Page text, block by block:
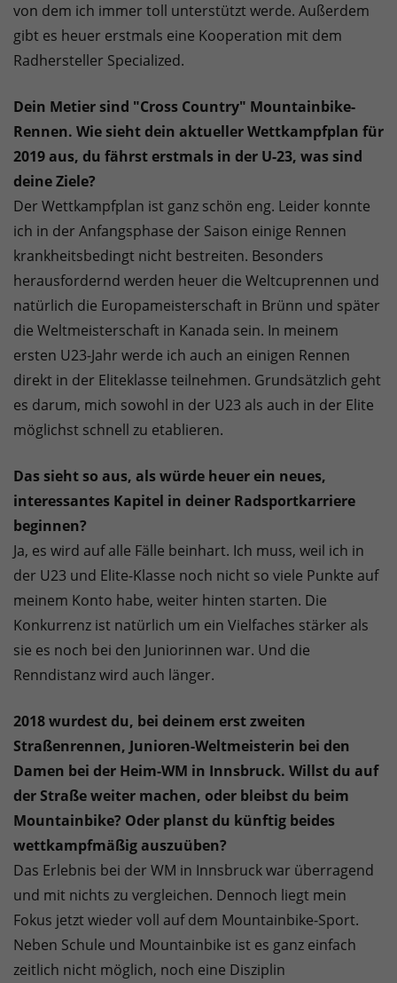
von dem ich immer toll unterstützt werde. Außerdem
gibt es heuer erstmals eine Kooperation mit dem
Radhersteller Specialized.
Dein Metier sind "Cross Country" Mountainbike-
Rennen. Wie sieht dein aktueller Wettkampfplan für
2019 aus, du fährst erstmals in der U-23, was sind
deine Ziele?
Der Wettkampfplan ist ganz schön eng. Leider konnte
ich in der Anfangsphase der Saison einige Rennen
krankheitsbedingt nicht bestreiten. Besonders
herausfordernd werden heuer die Weltcuprennen und
natürlich die Europameisterschaft in Brünn und später
die Weltmeisterschaft in Kanada sein. In meinem
ersten U23-Jahr werde ich auch an einigen Rennen
direkt in der Eliteklasse teilnehmen. Grundsätzlich geht
es darum, mich sowohl in der U23 als auch in der Elite
möglichst schnell zu etablieren.
Das sieht so aus, als würde heuer ein neues,
interessantes Kapitel in deiner Radsportkarriere
beginnen?
Ja, es wird auf alle Fälle beinhart. Ich muss, weil ich in
der U23 und Elite-Klasse noch nicht so viele Punkte auf
meinem Konto habe, weiter hinten starten. Die
Konkurrenz ist natürlich um ein Vielfaches stärker als
sie es noch bei den Juniorinnen war. Und die
Renndistanz wird auch länger.
2018 wurdest du, bei deinem erst zweiten
Straßenrennen, Junioren-Weltmeisterin bei den
Damen bei der Heim-WM in Innsbruck. Willst du auf
der Straße weiter machen, oder bleibst du beim
Mountainbike? Oder planst du künftig beides
wettkampfmäßig auszuüben?
Das Erlebnis bei der WM in Innsbruck war überragend
und mit nichts zu vergleichen. Dennoch liegt mein
Fokus jetzt wieder voll auf dem Mountainbike-Sport.
Neben Schule und Mountainbike ist es ganz einfach
zeitlich nicht möglich, noch eine Disziplin